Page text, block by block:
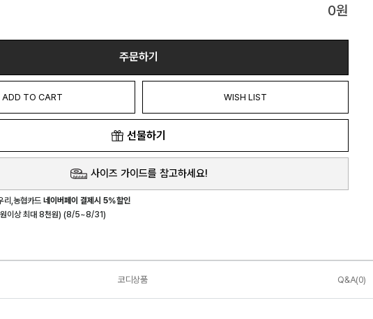
0원
주문하기
ADD TO CART WISH LIST
선물하기
사이즈 가이드를 참고하세요!
리,농협카드네이버페이 결제시 5%할인
이상 최대 8천원) (8/5~8/31)
코디상품 Q&A(0)